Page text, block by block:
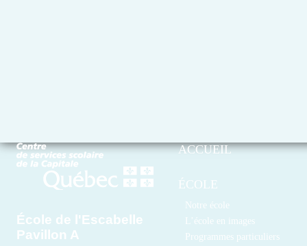
École de l'Escabelle
Pavillon A
ACCUEIL
ÉCOLE
Notre école
L’école en images
Programmes particuliers